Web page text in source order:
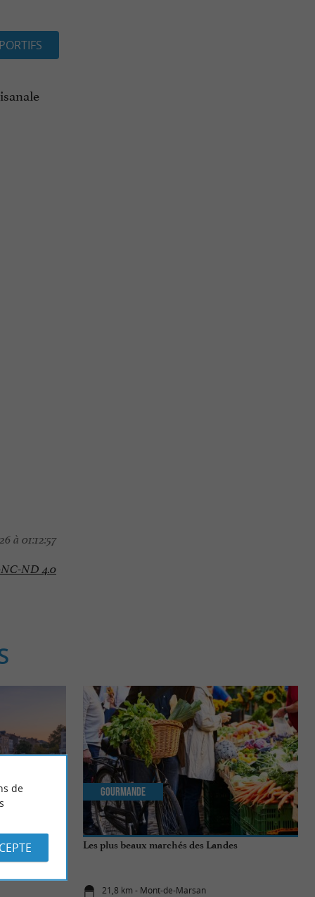
à 01:12:57
ND 4.0
à ne pas Les plus beaux marchés des Landes
21,8 km - Mont-de-Marsan
Gourmande
de